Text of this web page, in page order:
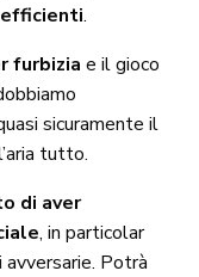
.
furbizia e il gioco
sicuramente il
tutto.
di aver
, in particolar
Potrà